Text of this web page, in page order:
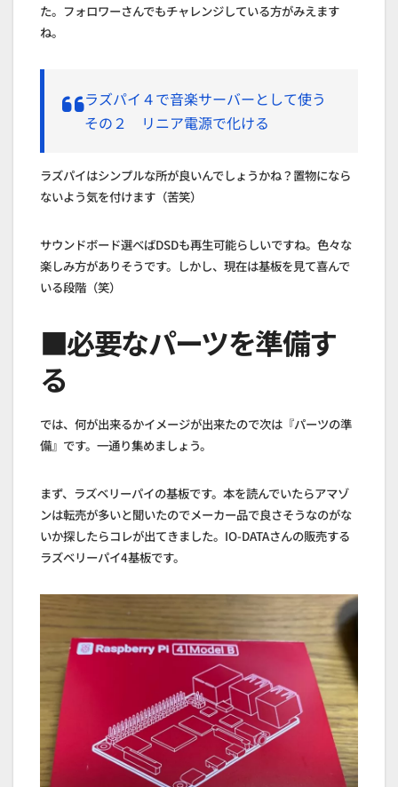
た。フォロワーさんでもチャレンジしている方がみえます
ね。
ラズパイ４で音楽サーバーとして使う
その２ リニア電源で化ける
ラズパイはシンプルな所が良いんでしょうかね？置物になら
ないよう気を付けます（苦笑）
サウンドボード選べばDSDも再生可能らしいですね。色々な
楽しみ方がありそうです。しかし、現在は基板を見て喜んで
いる段階（笑）
■必要なパーツを準備す
る
では、何が出来るかイメージが出来たので次は『パーツの準
備』です。一通り集めましょう。
まず、ラズベリーパイの基板です。本を読んでいたらアマゾ
ンは転売が多いと聞いたのでメーカー品で良さそうなのがな
いか探したらコレが出てきました。IO-DATAさんの販売する
ラズベリーパイ4基板です。